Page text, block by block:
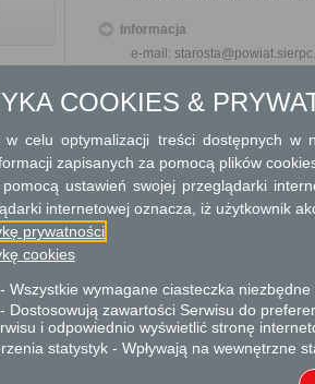
Informacja
e-mail:
Dodatkowe
Opłata
Informacja publiczna
W przypadku, gdy w
związane ze sposobem
Tryb odwoławczy
W przypadku decyzji o
udostępnienie informacji
terminie 14 dni od dnia
COOKIES &
w celu optymalizacji treści dostępnych w
zapisanych za pomocą plików
ustawień swojej przeglądarki
internetowej oznacza, iż użytkownik
prywatności
cookies
Wszystkie wymagane ciasteczka
- Dostosowują zawartości Serwisu do
i odpowiednio wyświetlić stronę
statystyk - Wpływają na wewnętrzne